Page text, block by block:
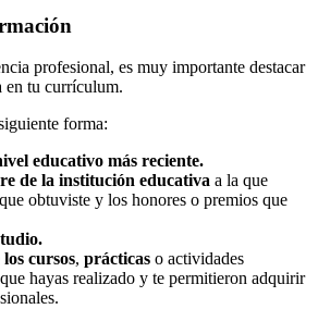
profesional, es muy importante destacar
en tu currículum.
forma:
educativo más reciente.
de la institución educativa a la que
obtuviste y los honores o premios que
cursos, prácticas o actividades
hayas realizado y te permitieron adquirir